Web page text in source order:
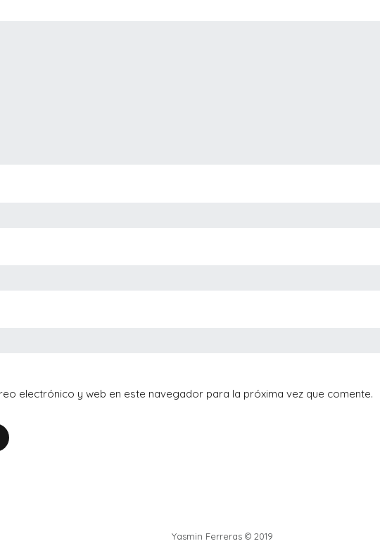
electrónico y web en este navegador para la próxima vez que comente.
Yasmin Ferreras © 2019